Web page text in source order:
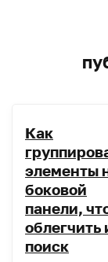
Как
элементы
боковой
панели,
облегчить
поиск